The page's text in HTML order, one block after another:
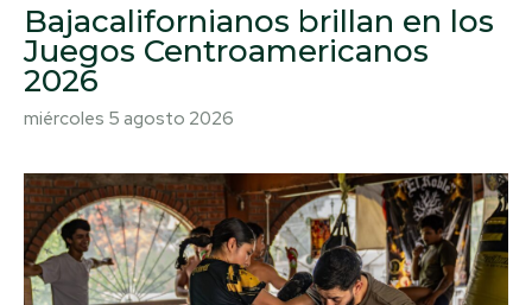
Bajacalifornianos brillan en los
Juegos Centroamericanos
2026
miércoles 5 agosto 2026